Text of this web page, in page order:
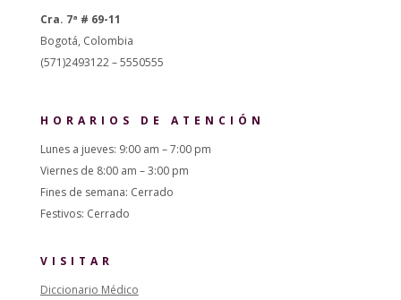
Cra. 7ª # 69-11
Bogotá, Colombia
(571)2493122 – 5550555
HORARIOS DE ATENCIÓN
Lunes a jueves: 9:00 am – 7:00 pm
Viernes de 8:00 am – 3:00 pm
Fines de semana: Cerrado
Festivos: Cerrado
VISITAR
Diccionario Médico